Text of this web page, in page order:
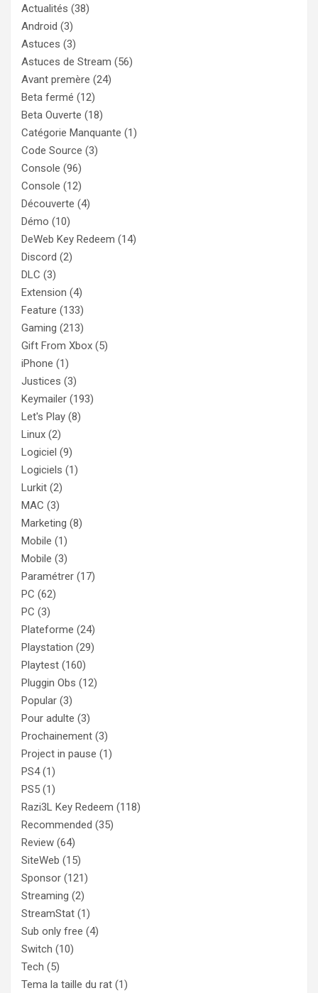
e
r
Actualités (38)
Android (3)
Astuces (3)
Astuces de Stream (56)
Avant premère (24)
Beta fermé (12)
Beta Ouverte (18)
Catégorie Manquante (1)
Code Source (3)
Console (96)
Console (12)
Découverte (4)
Démo (10)
DeWeb Key Redeem (14)
Discord (2)
DLC (3)
Extension (4)
Feature (133)
Gaming (213)
Gift From Xbox (5)
iPhone (1)
Justices (3)
Keymailer (193)
Let's Play (8)
Linux (2)
Logiciel (9)
Logiciels (1)
Lurkit (2)
MAC (3)
Marketing (8)
Mobile (1)
Mobile (3)
Paramétrer (17)
PC (62)
PC (3)
Plateforme (24)
Playstation (29)
Playtest (160)
Pluggin Obs (12)
Popular (3)
Pour adulte (3)
Prochainement (3)
Project in pause (1)
PS4(1)
PS5 (1)
Razi3L Key Redeem (118)
Recommended (35)
Review (64)
SiteWeb (15)
Sponsor (121)
Streaming (2)
StreamStat (1)
Sub only free (4)
Switch (10)
Tech (5)
Tema la taille du rat (1)